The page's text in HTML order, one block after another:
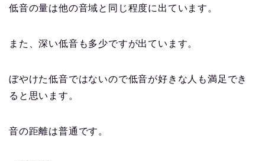
低音の量は他の音域と同じ程度に出ています。
また、深い低音も多少ですが出ています。
ぼやけた低音ではないので低音が好きな人も満足でき
ると思います。
音の距離は普通です。